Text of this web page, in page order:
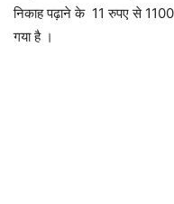
निकाह पढ़ाने के 11 रुपए से 1100
गया है ।